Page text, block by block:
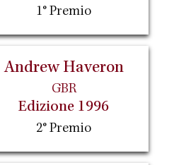
1° Premio
Andrew Haveron
GBR
Edizione 1996
2° Premio